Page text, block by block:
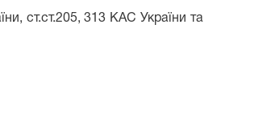
ст.ст.205, 313 КАС України та